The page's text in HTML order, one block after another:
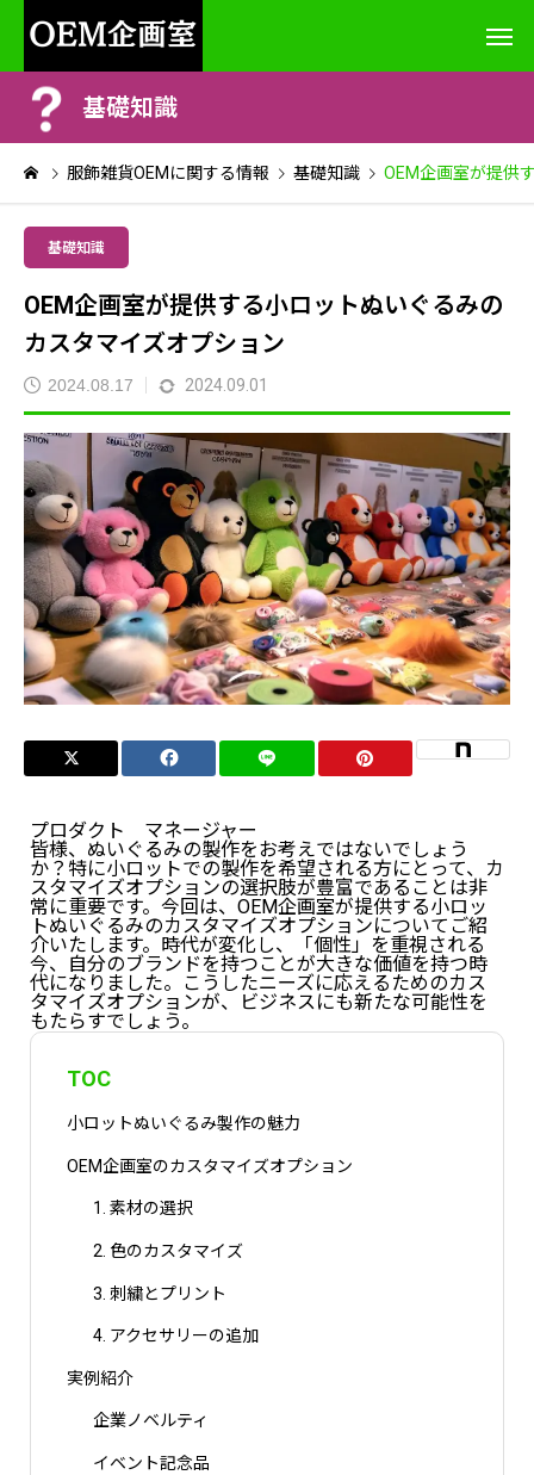
基礎知識
服飾雑貨OEMに関する情報 基礎知識 OEM企画室が提供
基礎知識
OEM企画室が提供する小ロットぬいぐるみの
カスタマイズオプション
2024.08.17 2024.09.01
プロダクト マネージャー
皆様、ぬいぐるみの製作をお考えではないでしょう
か？特に小ロットでの製作を希望される方にとって、カ
スタマイズオプションの選択肢が豊富であることは非
常に重要です。今回は、OEM企画室が提供する小ロッ
トぬいぐるみのカスタマイズオプションについてご紹
介いたします。時代が変化し、「個性」を重視される
今、自分のブランドを持つことが大きな価値を持つ時
代になりました。こうしたニーズに応えるためのカス
タマイズオプションが、ビジネスにも新たな可能性を
もたらすでしょう。
TOC
小ロットぬいぐるみ製作の魅力
OEM企画室のカスタマイズオプション
1. 素材の選択
2. 色のカスタマイズ
3. 刺繍とプリント
4. アクセサリーの追加
実例紹介
企業ノベルティ
イベント記念品